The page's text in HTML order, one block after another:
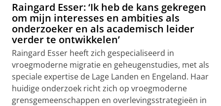
Raingard Esser: ‘Ik heb de kans gekregen
om mijn interesses en ambities als
onderzoeker en als academisch leider
verder te ontwikkelen’
Raingard Esser heeft zich gespecialiseerd in
vroegmoderne migratie en geheugenstudies, met als
speciale expertise de Lage Landen en Engeland. Haar
huidige onderzoek richt zich op vroegmoderne
grensgemeenschappen en overlevingsstrategieën in